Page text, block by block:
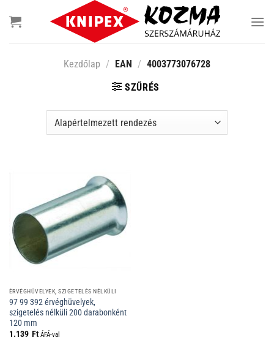
Kezdőlap / EAN / 4003773076728
SZŰRÉS
ÉRVÉGHÜVELYEK, SZIGETELÉS NÉLKÜLI
97 99 392 érvéghüvelyek,
szigetelés nélküli 200 darabonként
120 mm
1.139 Ft ÁFÁ-val